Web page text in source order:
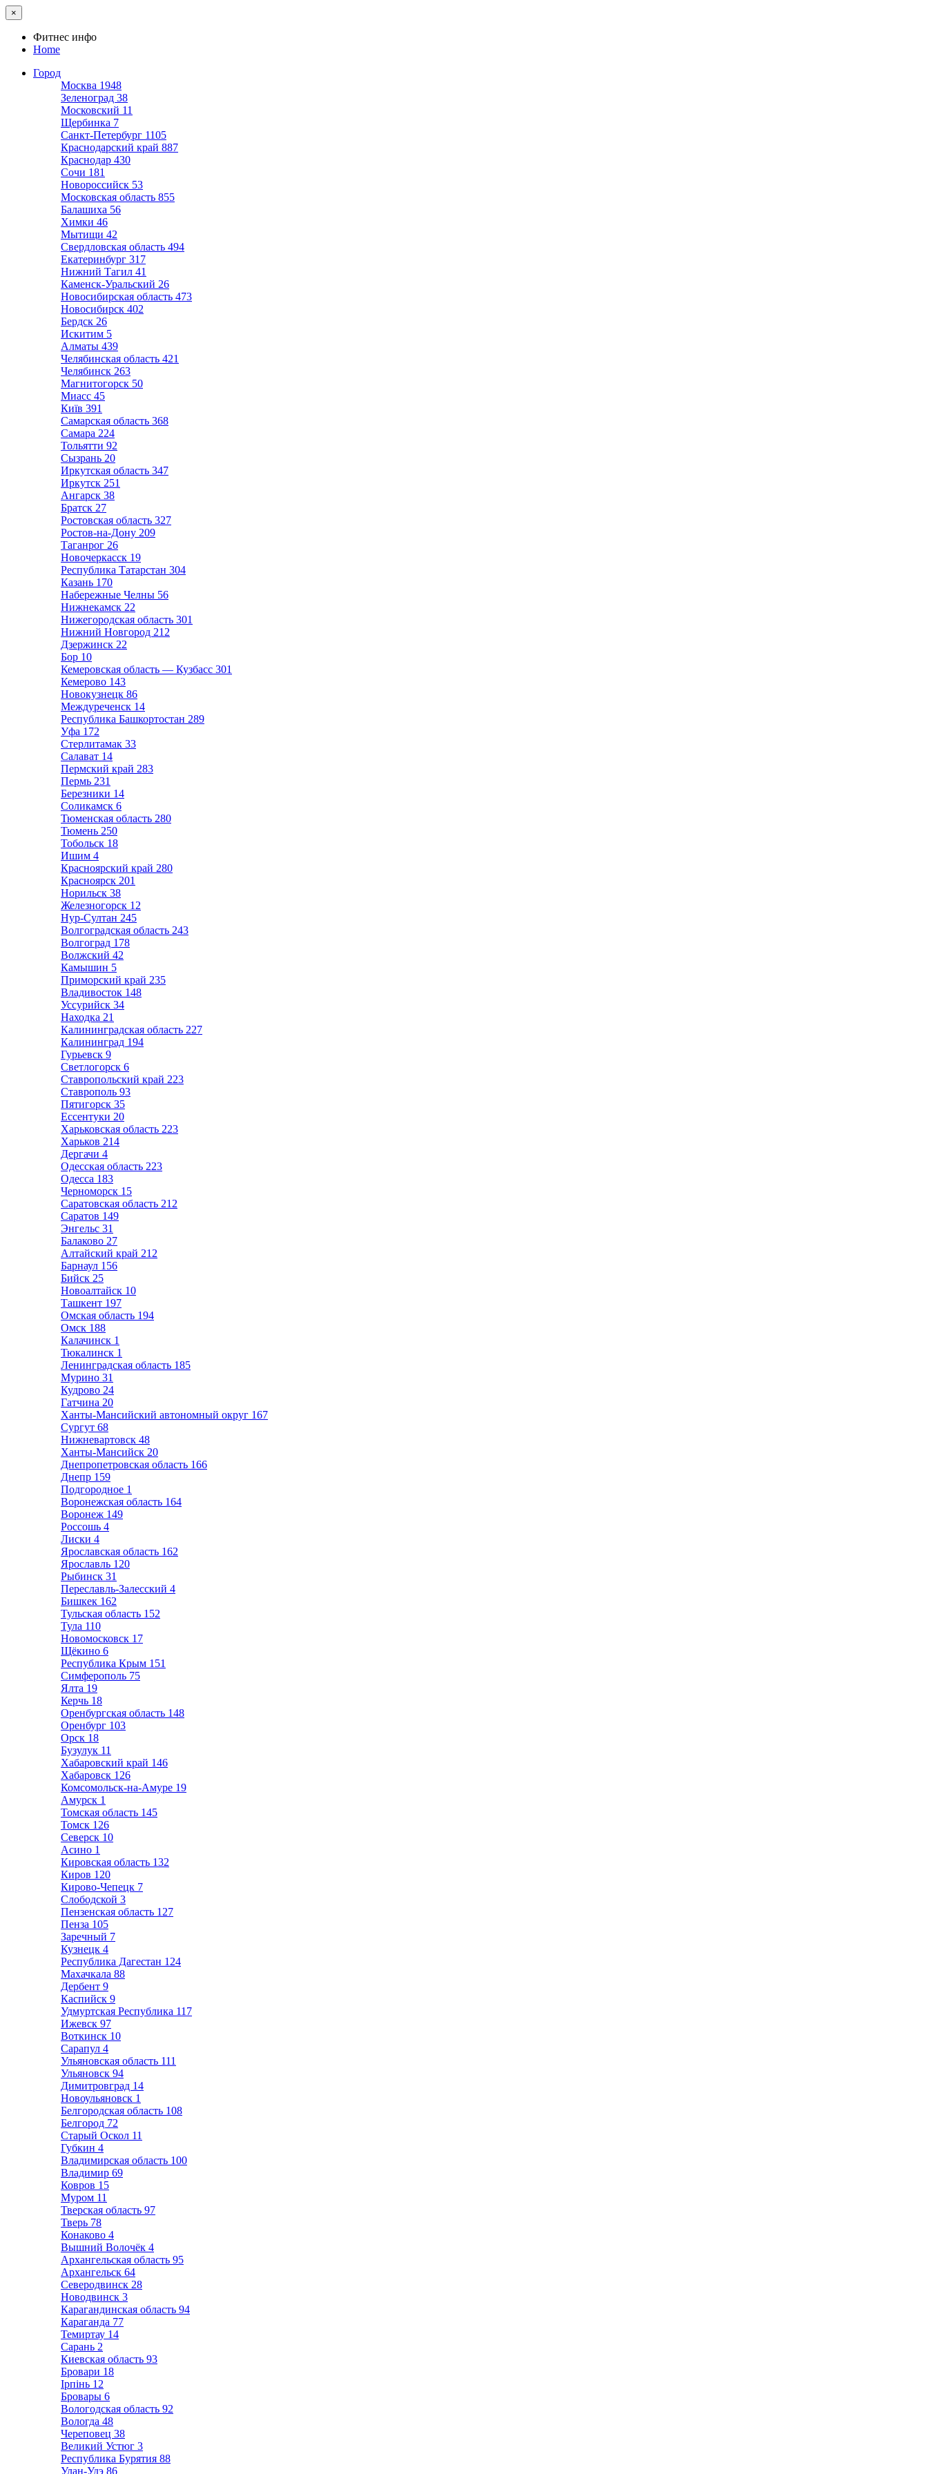
×
Фитнес инфо
Home
Город
Москва 1948
Зеленоград 38
Московский 11
Щербинка 7
Санкт-Петербург 1105
Краснодарский край 887
Краснодар 430
Сочи 181
Новороссийск 53
Московская область 855
Балашиха 56
Химки 46
Мытищи 42
Свердловская область 494
Екатеринбург 317
Нижний Тагил 41
Каменск-Уральский 26
Новосибирская область 473
Новосибирск 402
Бердск 26
Искитим 5
Алматы 439
Челябинская область 421
Челябинск 263
Магнитогорск 50
Миасс 45
Київ 391
Самарская область 368
Самара 224
Тольятти 92
Сызрань 20
Иркутская область 347
Иркутск 251
Ангарск 38
Братск 27
Ростовская область 327
Ростов-на-Дону 209
Таганрог 26
Новочеркасск 19
Республика Татарстан 304
Казань 170
Набережные Челны 56
Нижнекамск 22
Нижегородская область 301
Нижний Новгород 212
Дзержинск 22
Бор 10
Кемеровская область — Кузбасс 301
Кемерово 143
Новокузнецк 86
Междуреченск 14
Республика Башкортостан 289
Уфа 172
Стерлитамак 33
Салават 14
Пермский край 283
Пермь 231
Березники 14
Соликамск 6
Тюменская область 280
Тюмень 250
Тобольск 18
Ишим 4
Красноярский край 280
Красноярск 201
Норильск 38
Железногорск 12
Нур-Султан 245
Волгоградская область 243
Волгоград 178
Волжский 42
Камышин 5
Приморский край 235
Владивосток 148
Уссурийск 34
Находка 21
Калининградская область 227
Калининград 194
Гурьевск 9
Светлогорск 6
Ставропольский край 223
Ставрополь 93
Пятигорск 35
Ессентуки 20
Харьковская область 223
Харьков 214
Дергачи 4
Одесская область 223
Одесса 183
Черноморск 15
Саратовская область 212
Саратов 149
Энгельс 31
Балаково 27
Алтайский край 212
Барнаул 156
Бийск 25
Новоалтайск 10
Ташкент 197
Омская область 194
Омск 188
Калачинск 1
Тюкалинск 1
Ленинградская область 185
Мурино 31
Кудрово 24
Гатчина 20
Ханты-Мансийский автономный округ 167
Сургут 68
Нижневартовск 48
Ханты-Мансийск 20
Днепропетровская область 166
Днепр 159
Подгородное 1
Воронежская область 164
Воронеж 149
Россошь 4
Лиски 4
Ярославская область 162
Ярославль 120
Рыбинск 31
Переславль-Залесский 4
Бишкек 162
Тульская область 152
Тула 110
Новомосковск 17
Щёкино 6
Республика Крым 151
Симферополь 75
Ялта 19
Керчь 18
Оренбургская область 148
Оренбург 103
Орск 18
Бузулук 11
Хабаровский край 146
Хабаровск 126
Комсомольск-на-Амуре 19
Амурск 1
Томская область 145
Томск 126
Северск 10
Асино 1
Кировская область 132
Киров 120
Кирово-Чепецк 7
Слободской 3
Пензенская область 127
Пенза 105
Заречный 7
Кузнецк 4
Республика Дагестан 124
Махачкала 88
Дербент 9
Каспийск 9
Удмуртская Республика 117
Ижевск 97
Воткинск 10
Сарапул 4
Ульяновская область 111
Ульяновск 94
Димитровград 14
Новоульяновск 1
Белгородская область 108
Белгород 72
Старый Оскол 11
Губкин 4
Владимирская область 100
Владимир 69
Ковров 15
Муром 11
Тверская область 97
Тверь 78
Конаково 4
Вышний Волочёк 4
Архангельская область 95
Архангельск 64
Северодвинск 28
Новодвинск 3
Карагандинская область 94
Караганда 77
Темиртау 14
Сарань 2
Киевская область 93
Бровари 18
Ірпінь 12
Бровары 6
Вологодская область 92
Вологда 48
Череповец 38
Великий Устюг 3
Республика Бурятия 88
Улан-Удэ 86